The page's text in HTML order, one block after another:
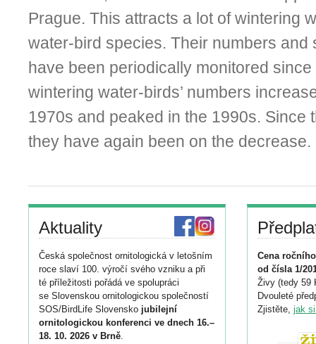
Prague. This attracts a lot of wintering
water-bird species. Their numbers and
have been periodically monitored
wintering water-birds’ numbers
1970s and peaked in the 1990s. Since
they have again been on the decrease.
Aktuality
Česká společnost ornitologická v letošním
roce slaví 100. výročí svého vzniku a při
té příležitosti pořádá ve spolupráci
se Slovenskou ornitologickou společností
SOS/BirdLife Slovensko jubilejní
ornitologickou konferenci ve dnech 16.–
18. 10. 2026 v Brně.
Cena
od čísla 1/
Živy (tedy 59
Dvouleté
Zjistěte, jak